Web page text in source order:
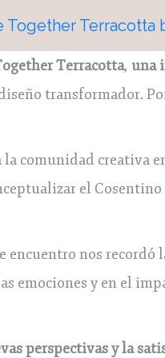
Together Terracotta
Terracotta, una
transformador.
comunidad creativa
el
encuentro nos
emociones y en el
perspectivas y la